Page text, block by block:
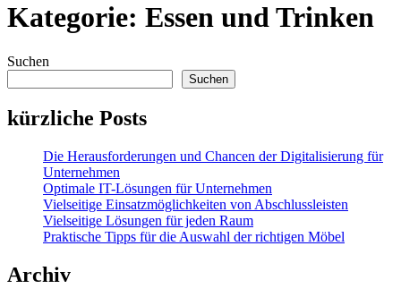
Kategorie: Essen und Trinken
Suchen
Suchen
kürzliche Posts
Die Herausforderungen und Chancen der Digitalisierung für
Unternehmen
Optimale IT-Lösungen für Unternehmen
Vielseitige Einsatzmöglichkeiten von Abschlussleisten
Vielseitige Lösungen für jeden Raum
Praktische Tipps für die Auswahl der richtigen Möbel
Archiv